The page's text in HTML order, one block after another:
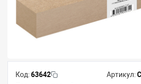
Код:63642 Артикул: